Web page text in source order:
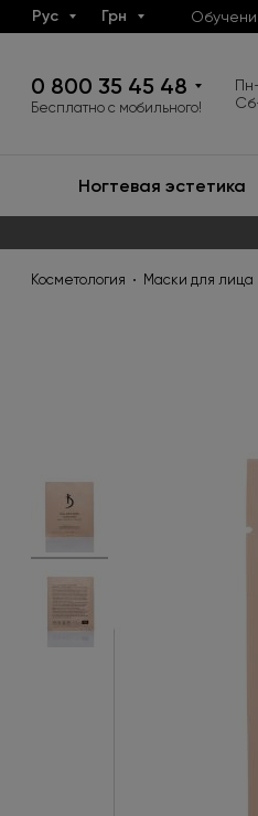
Рус Грн
0 800 35 45 48
Бесплатно с мобильного!
Ногтевая эстетика
Косметология Маски для лица